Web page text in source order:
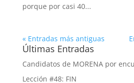
porque por casi 40...
« Entradas más antiguas
Últimas Entradas
Candidatos de MORENA por
Lección #48: FIN